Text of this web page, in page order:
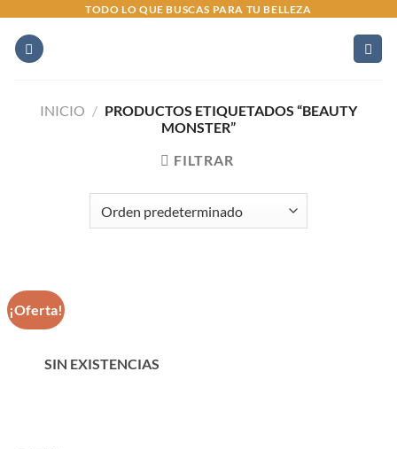
contenido
TODO LO QUE BUSCAS PARA TU BELLEZA
INICIO / PRODUCTOS ETIQUETADOS “BEAUTY
MONSTER”
FILTRAR
¡Oferta!
SIN EXISTENCIAS